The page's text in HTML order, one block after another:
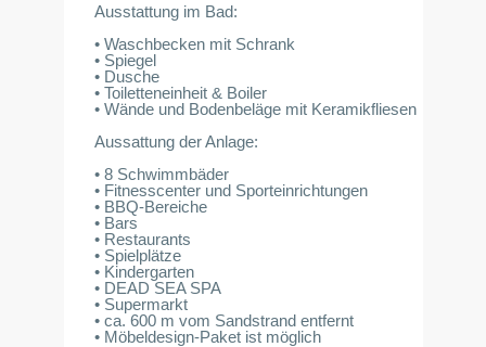
Ausstattung im Bad:
• Waschbecken mit Schrank
• Spiegel
• Dusche
• Toiletteneinheit & Boiler
• Wände und Bodenbeläge mit Keramikfliesen
Aussattung der Anlage:
• 8 Schwimmbäder
• Fitnesscenter und Sporteinrichtungen
• BBQ-Bereiche
• Bars
• Restaurants
• Spielplätze
• Kindergarten
• DEAD SEA SPA
• Supermarkt
• ca. 600 m vom Sandstrand entfernt
• Möbeldesign-Paket ist möglich